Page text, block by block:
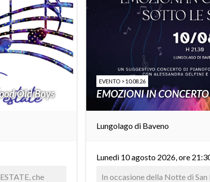
Old Boys
che
EVENTO > 10.08.26
EMOZIONI IN CONCERTO
Lungolago di Baveno
Lunedì 10 agosto 2026, ore
In occasione della Notte di